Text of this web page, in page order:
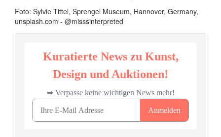
Foto: Sylvie Tittel, Sprengel Museum, Hannover, Germany,
unsplash.com - @misssinterpreted